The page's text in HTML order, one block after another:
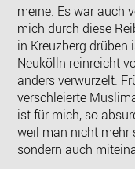
meine. Es war auch
mich durch diese
in Kreuzberg drüben
Neukölln reinreicht
anders verwurzelt.
verschleierte
ist für mich, so
weil man nicht mehr
sondern auch